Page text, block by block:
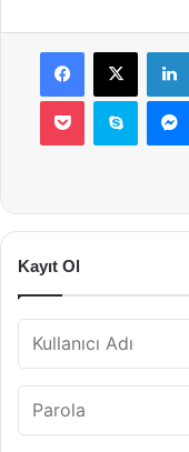
Facebook
X
Pocket Skype
Kayıt Ol